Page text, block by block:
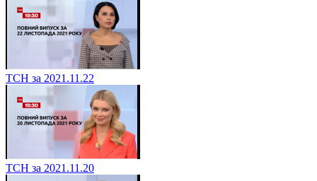
ТСН за 2021.11.22
ТСН за 2021.11.20